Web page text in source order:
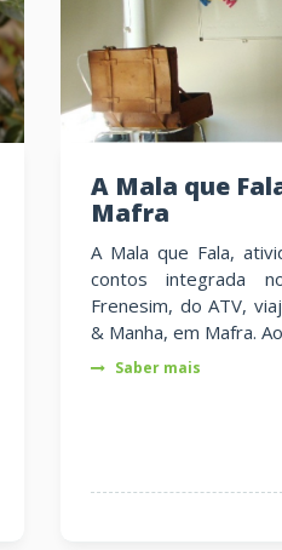
A Mala que Fala viajou até
Mafra
A Mala que Fala,
contos integrada
Frenesim, do ATV,
& Manha, em Mafra.
Saber mais